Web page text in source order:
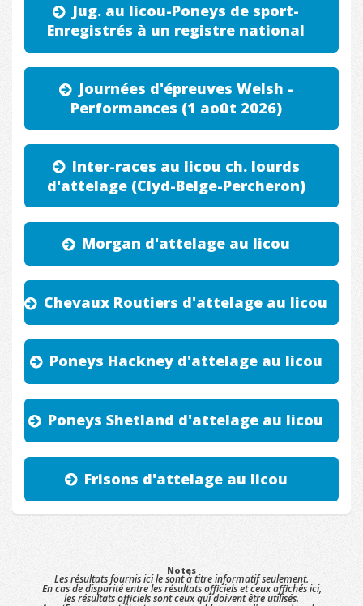
Jug. au licou-Poneys de sport-
Enregistrés à un registre national
Journées d'épreuves Welsh -
Performances (1 août 2026)
Inter-races au licou ch. lourds
d'attelage (Clyd-Belge-Percheron)
Morgan d'attelage au licou
Chevaux Routiers d'attelage au licou
Poneys Hackney d'attelage au licou
Poneys Shetland d'attelage au licou
Frisons d'attelage au licou
Notes
Les résultats fournis ici le sont à titre informatif seulement.
En cas de disparité entre les résultats officiels et ceux affichés ici,
les résultats officiels sont ceux qui doivent être utilisés.